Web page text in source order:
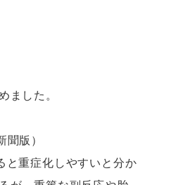
ました。
版）
重症化しやすいと分か